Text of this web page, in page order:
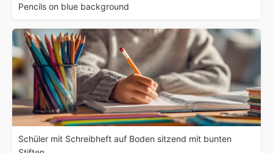
Pencils on blue background
Schüler mit Schreibheft auf Boden sitzend mit bunten